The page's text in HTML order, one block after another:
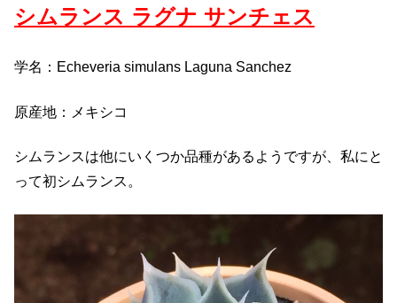
シムランス ラグナ サンチェス
学名：Echeveria simulans Laguna Sanchez
原産地：メキシコ
シムランスは他にいくつか品種があるようですが、私にと
って初シムランス。